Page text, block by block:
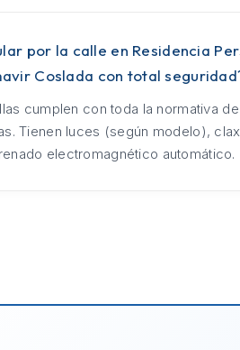
por la calle en Residencia
Coslada con total
cumplen con toda la normativa
Tienen luces (según modelo),
electromagnético automático.